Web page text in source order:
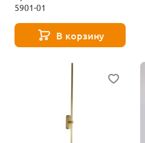
5901-01
В корзину